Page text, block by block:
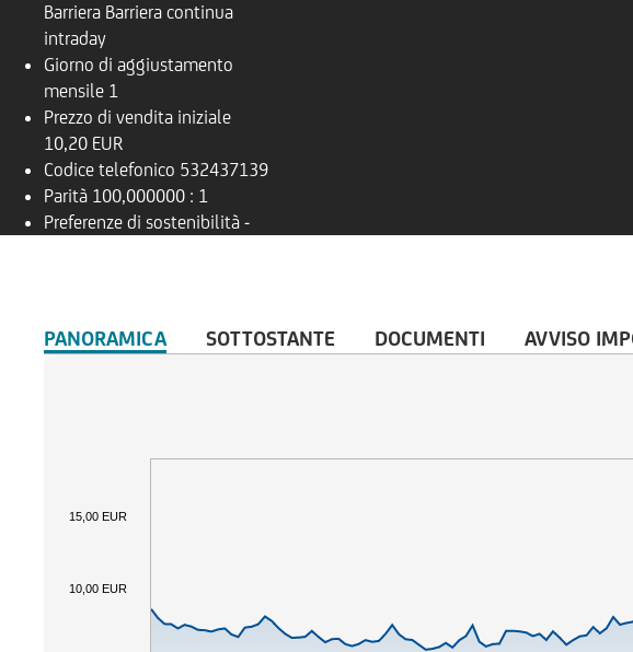
Barriera Barriera continua
intraday
Giorno di aggiustamento
mensile 1
Prezzo di vendita iniziale
10,20 EUR
Codice telefonico 532437139
Parità 100,000000 : 1
Preferenze di sostenibilità -
PANORAMICA SOTTOSTANTE DOCUMENTI AVVISO
10,00 EUR
15,00 EUR